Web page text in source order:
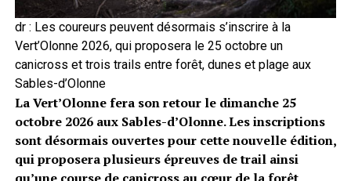
dr : Les coureurs peuvent désormais s’inscrire à la
Vert’Olonne 2026, qui proposera le 25 octobre un
canicross et trois trails entre forêt, dunes et plage aux
Sables-d’Olonne
La Vert’Olonne fera son retour le dimanche 25
octobre 2026 aux Sables-d’Olonne. Les inscriptions
sont désormais ouvertes pour cette nouvelle édition,
qui proposera plusieurs épreuves de trail ainsi